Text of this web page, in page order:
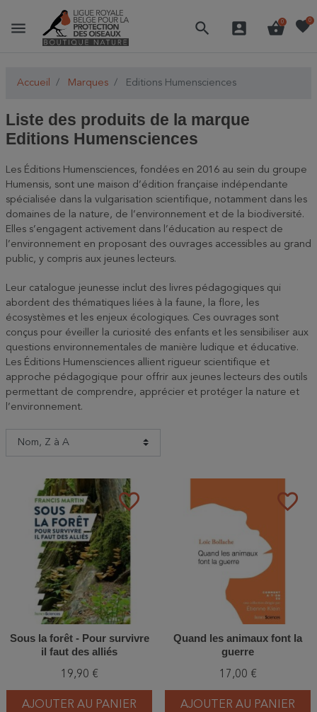
menu search account_box shopping_basket
0 favorite0
Accueil Marques Editions Humensciences
Liste des produits de la marque
Editions Humensciences
Les Éditions Humensciences, fondées en 2016 au sein du groupe
Humensis, sont une maison d’édition française indépendante
spécialisée dans la vulgarisation scientifique, notamment dans les
domaines de la nature, de l’environnement et de la biodiversité.
Elles s’engagent activement dans l’éducation au respect de
l’environnement en proposant des ouvrages accessibles au grand
public, y compris aux jeunes lecteurs.
Leur catalogue jeunesse inclut des livres pédagogiques qui
abordent des thématiques liées à la faune, la flore, les
écosystèmes et les enjeux écologiques. Ces ouvrages sont
conçus pour éveiller la curiosité des enfants et les sensibiliser aux
questions environnementales de manière ludique et éducative.
Les Éditions Humensciences allient rigueur scientifique et
approche pédagogique pour offrir aux jeunes lecteurs des outils
permettant de comprendre, apprécier et protéger la nature et
l’environnement.
favorite_border
Sous la forêt - Pour survivre
il faut des alliés
19,90 €
AJOUTER AU PANIER
favorite_border
Quand les animaux font la
guerre
17,00 €
AJOUTER AU PANIER